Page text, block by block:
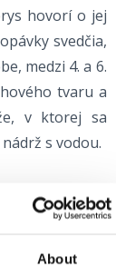
About
hovorí o jej
svedčia,
medzi 4. a 6.
tvaru a
v ktorej sa
s vodou.
kostolíka sv.
Kostolík bol